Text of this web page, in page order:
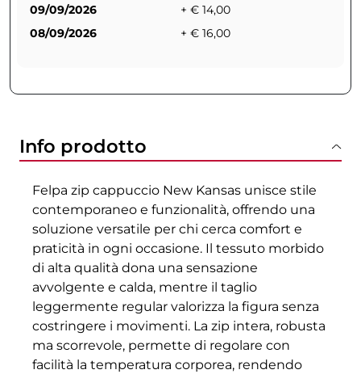
09/09/2026
+ € 14,00
08/09/2026
+ € 16,00
Info prodotto
Felpa zip cappuccio New Kansas unisce stile
contemporaneo e funzionalità, offrendo una
soluzione versatile per chi cerca comfort e
praticità in ogni occasione. Il tessuto morbido
di alta qualità dona una sensazione
avvolgente e calda, mentre il taglio
leggermente regular valorizza la figura senza
costringere i movimenti. La zip intera, robusta
ma scorrevole, permette di regolare con
facilità la temperatura corporea, rendendo